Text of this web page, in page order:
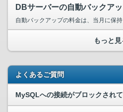
もっと見
よくあるご質問
MySQLへの接続がブロックされて